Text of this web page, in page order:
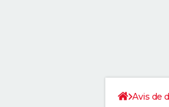
Avis de